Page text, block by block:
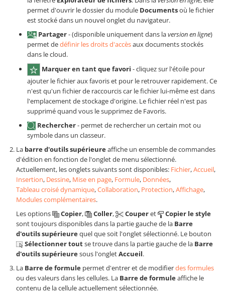
permet d'ouvrir le dossier du module Documentsoù le fichier
est stocké dans un nouvel onglet du navigateur.
Partager- (disponible uniquement dans laversion en ligne)
permet dedéfinir les droits d'accèsaux documents stockés
dans le cloud.
Marquer en tant que favori - cliquez sur l'étoile pour
ajouter le fichier aux favoris et pour le retrouver rapidement. Ce
n'est qu'un fichier de raccourcis car le fichier lui-même est dans
l'emplacement de stockage d'origine. Le fichier réel n'est pas
supprimé quand vous le supprimez de Favoris.
Rechercher- permet de rechercher un certain mot ou
symbole dans un classeur.
La barre d'outils supérieureaffiche un ensemble de commandes
d'édition en fonction de l'onglet de menu sélectionné.
Actuellement, les onglets suivants sont disponibles: Fichier,Accueil,
Insertion, Dessine, Mise en page, Formule, Données,
Tableau croisé dynamique,Collaboration, Protection,Affichage,
Modules complémentaires.
Les options
Copier, Coller, Couperet
Copier le style
sont toujours disponibles dans la partie gauche de la Barre
d'outils supérieurequel que soit l'onglet sélectionné. Le bouton
Sélectionner toutse trouve dans la partie gauche de la Barre
d'outils supérieuresous l'ongletAccueil.
La Barre de formule permet d'entrer et de modifierdes formules
ou des valeurs dans les cellules. La Barre de formuleaffiche le
contenu de la cellule actuellement sélectionnée.